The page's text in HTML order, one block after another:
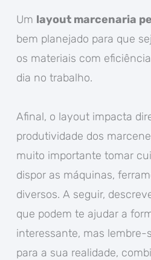
Um layout marcenaria
bem planejado para que
os materiais com
dia no trabalho.
Afinal, o layout impacta
produtividade dos
muito importante tomar
dispor as máquinas,
diversos. A seguir,
que podem te ajudar a
interessante, mas lembre-
para a sua realidade,